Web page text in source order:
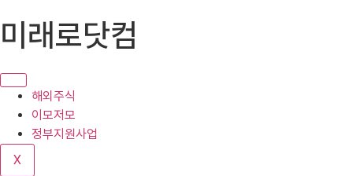
텐
로
기
미래로닷컴
해외주식
이모저모
정부지원사업
X